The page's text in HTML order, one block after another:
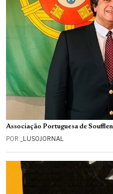
Associação Portuguesa de
POR _LUSOJORNAL